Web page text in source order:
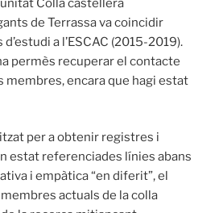
de Terrassa va coincidir
a l’ESCAC (2015-2019).
permès recuperar el contacte
membres, encara que hagi estat
per a obtenir registres i
estat referenciades línies abans
i empàtica “en diferit”, el
actuals de la colla